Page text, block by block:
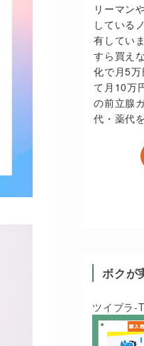
リーマン
している
有してい
すら買え
化で月5
て月10万
の前立腺
代・薬代
ボクが
ツイブラ-